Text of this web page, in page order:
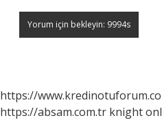
https://
https://absam.com.tr knight